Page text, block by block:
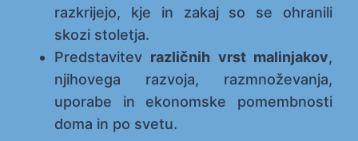
razkrijejo, kje in zakaj so se ohranili
skozi stoletja.
Predstavitev različnih vrst malinjakov,
njihovega razvoja, razmnoževanja,
uporabe in ekonomske pomembnosti
doma in po svetu.